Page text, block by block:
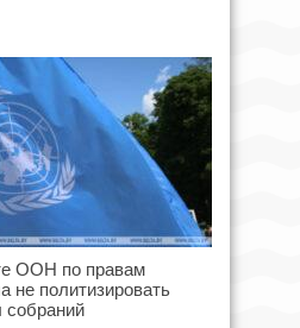
ООН по правам
не политизировать
собраний